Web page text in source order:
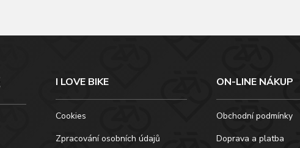
I LOVE BIKE
Cookies
Zpracování osobních údajů
ON-LINE NÁKUP
Obchodní podmínky
Doprava a platba